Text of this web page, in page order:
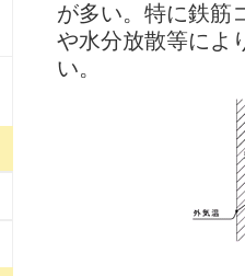
が多い。特に鉄筋
や水分放散等によ
い。